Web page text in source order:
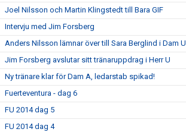
Joel Nilsson och Martin Klingstedt till Bara GIF
Intervju med Jim Forsberg
Anders Nilsson lämnar över till Sara Berglind i Dam U
Jim Forsberg avslutar sitt tränaruppdrag i Herr U
Ny tränare klar för Dam A, ledarstab spikad!
Fuerteventura - dag 6
FU 2014 dag 5
FU 2014 dag 4